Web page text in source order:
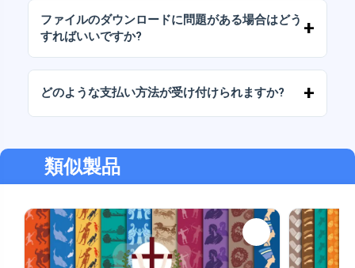
ます。お気軽にお問い合わせいただき、ご希望
をお伝えください。
ファイルのダウンロードに問題がある場合はどう
すればいいですか?
さい。追加料金なしでファイルの回復をお手伝
いいたします。
どのような支払い方法が受け付けられますか?
る支払い方法に対応しています。
類似製品